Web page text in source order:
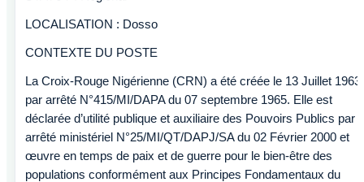
LOCALISATION : Dosso
CONTEXTE DU POSTE
La Croix-Rouge Nigérienne (CRN) a été créée le 13 Juillet 1963
par arrêté N°415/MI/DAPA du 07 septembre 1965. Elle est
déclarée d’utilité publique et auxiliaire des Pouvoirs Publics par
arrêté ministériel N°25/MI/QT/DAPJ/SA du 02 Février 2000 et
œuvre en temps de paix et de guerre pour le bien-être des
populations conformément aux Principes Fondamentaux du